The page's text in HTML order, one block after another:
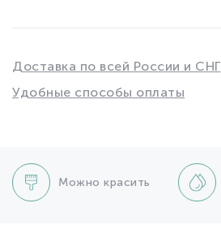
Доставка по всей России и СНГ
Удобные способы оплаты
Можно красить